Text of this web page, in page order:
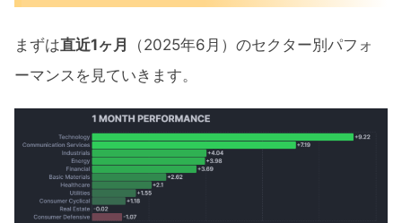
まずは直近1ヶ月
（2025年6月）のセクター別パフォ
ーマンスを見ていきます。